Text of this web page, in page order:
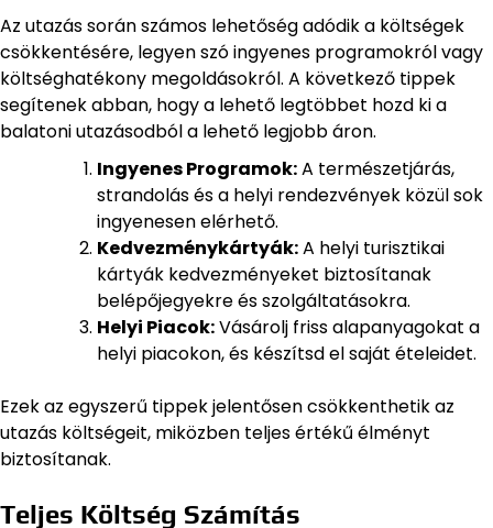
Az utazás során számos lehetőség adódik a költségek
csökkentésére, legyen szó ingyenes programokról vagy
költséghatékony megoldásokról. A következő tippek
segítenek abban, hogy a lehető legtöbbet hozd ki a
balatoni utazásodból a lehető legjobb áron.
Ingyenes Programok:A természetjárás,
strandolás és a helyi rendezvények közül sok
ingyenesen elérhető.
Kedvezménykártyák:A helyi turisztikai
kártyák kedvezményeket biztosítanak
belépőjegyekre és szolgáltatásokra.
Helyi Piacok:Vásárolj friss alapanyagokat a
helyi piacokon, és készítsd el saját ételeidet.
Ezek az egyszerű tippek jelentősen csökkenthetik az
utazás költségeit, miközben teljes értékű élményt
biztosítanak.
Teljes Költség Számítás